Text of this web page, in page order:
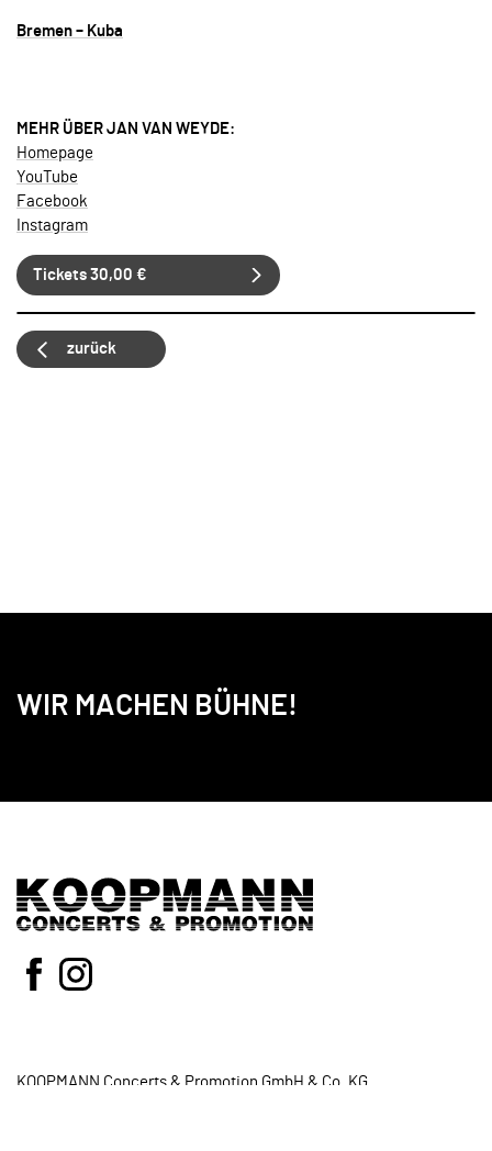
Bremen – Kuba
MEHR ÜBER JAN VAN WEYDE:
Homepage
YouTube
Facebook
Instagram
Tickets 30,00 €
zurück
WIR MACHEN BÜHNE!
KOOPMANN Concerts & Promotion GmbH & Co. KG